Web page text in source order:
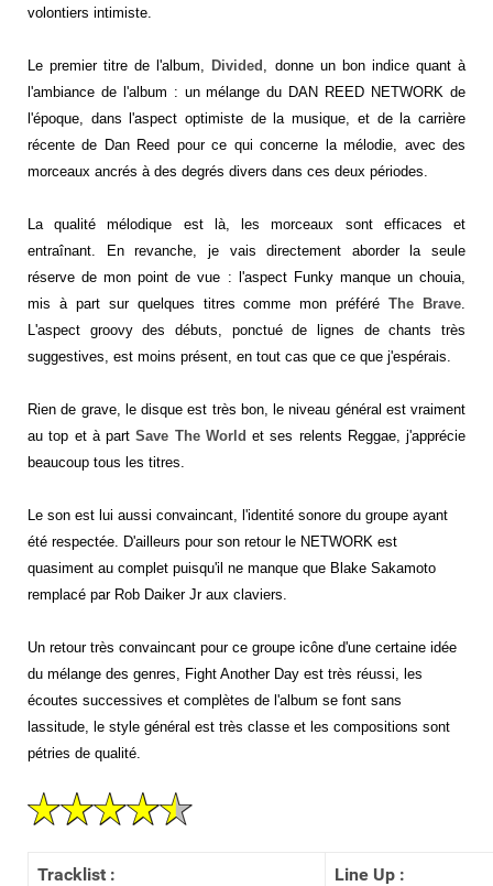
volontiers intimiste.
Le premier titre de l'album, Divided , donne un bon indice quant à
l'ambiance de l'album : un mélange du DAN REED NETWORK de
l'époque, dans l'aspect optimiste de la musique, et de la carrière
récente de Dan Reed pour ce qui concerne la mélodie, avec des
morceaux ancrés à des degrés divers dans ces deux périodes.
La qualité mélodique est là, les morceaux sont efficaces et
entraînant. En revanche, je vais directement aborder la seule
réserve de mon point de vue : l'aspect Funky manque un chouia,
mis à part sur quelques titres comme mon préféréThe Brave
L'aspect groovy des débuts, ponctué de lignes de chants très
suggestives, est moins présent, en tout cas que ce que j'espérais.
Rien de grave, le disque est très bon, le niveau général est vraiment
au top et à partSave The World et ses relents Reggae, j'apprécie
beaucoup tous les titres.
Le son est lui aussi convaincant, l'identité sonore du groupe ayant
été respectée. D'ailleurs pour son retour le NETWORK est
quasiment au complet puisqu'il ne manque que Blake Sakamoto
remplacé par Rob Daiker Jr aux claviers.
Un retour très convaincant pour ce groupe icône d'une certaine idée
du mélange des genres, Fight Another Day est très réussi, les
écoutes successives et complètes de l'album se font sans
lassitude, le style général est très classe et les compositions sont
pétries de qualité.
Tracklist : Line Up :